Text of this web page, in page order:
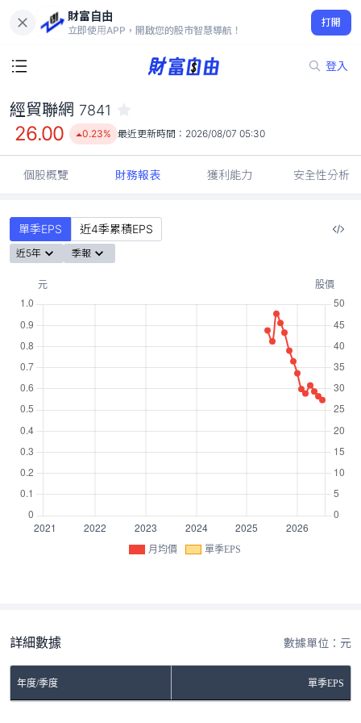
財富自由
立即使用APP，開啟您的股市智慧導航！
打開
登入
26.00
0.23%
經貿聯網 7841
26.00 0.23% 最近更新時間： 2026/08/07 05:30
個股概覽 財務報表 獲利能力 安全性分析
單季EPS 近4季累積EPS
近5年 季報
月均價 單季EPS
詳細數據 數據單位：元
年度/季度 單季EPS